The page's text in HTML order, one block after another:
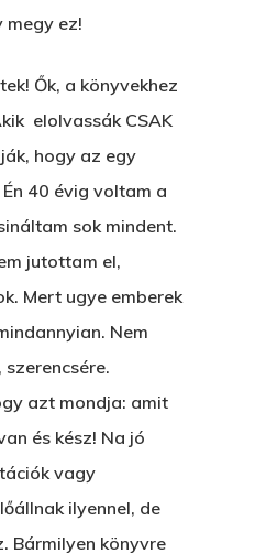
megy ez!
Ők, a könyvekhez
elolvassák CSAK
hogy az egy
40 évig voltam a
sok mindent.
jutottam el,
Mert ugye emberek
Nem
azt mondja: amit
és kész! Na jó
vagy
ilyennel, de
Bármilyen könyvre